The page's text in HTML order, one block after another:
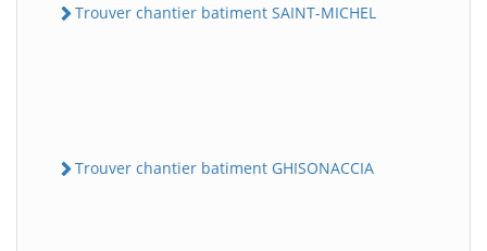
Trouver chantier batiment SAINT-MICHEL
Trouver chantier batiment GHISONACCIA